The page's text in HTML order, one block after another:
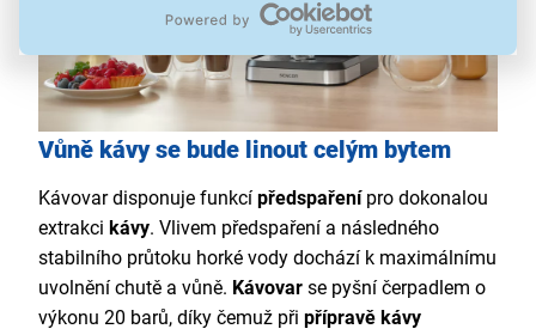
Vůně kávy se bude linout celým bytem
Kávovar disponuje funkcí předspaření pro dokonalou
extrakci kávy. Vlivem předspaření a následného
stabilního průtoku horké vody dochází k maximálnímu
uvolnění chutě a vůně. Kávovar se pyšní čerpadlem o
výkonu 20 barů, díky čemuž při přípravě kávy